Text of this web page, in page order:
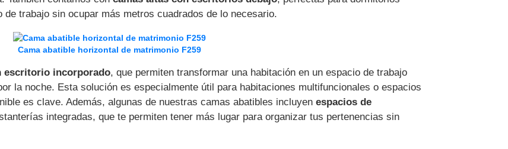
trabajo sin ocupar más metros cuadrados de lo necesario.
Cama abatible horizontal de matrimonio F259
escritorio incorporado, que permiten transformar una habitación en un espacio de trabajo
la noche. Esta solución es especialmente útil para habitaciones multifuncionales o espacios
es clave. Además, algunas de nuestras camas abatibles incluyen espacios de
integradas, que te permiten tener más lugar para organizar tus pertenencias sin